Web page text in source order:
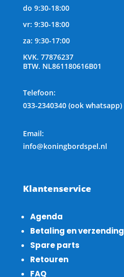
do 9:30-18:00
vr: 9:30-18:00
za: 9:30-17:00
KVK. 77876237
BTW. NL861180616B01
Telefoon:
033-2340340 (ook whatsapp)
Email:
info@koningbordspel.nl
Klantenservice
Agenda
Betaling en verzending
Spare parts
Retouren
FAQ